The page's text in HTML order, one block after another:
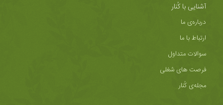
آشنایی با کُنار
درباره‌ی ما
ارتباط با ما
سوالات متداول
فرصت های شغلی
مجله‌ی کُنار